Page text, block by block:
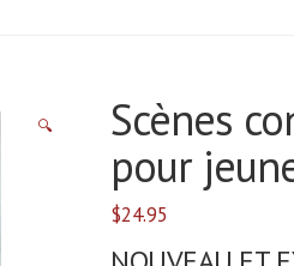
🔍
Scènes
pour
$24.95